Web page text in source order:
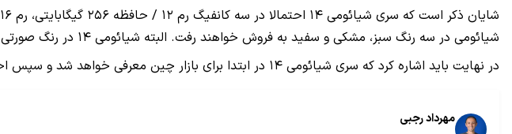
شیائومی در سه رنگ سبز، مشکی و سفید به فروش خواهند رفت. البته شیائومی ۱۴ در رنگ صورتی نیز عرضه خواهد شد.
در نهایت باید اشاره کرد که سری شیائومی ۱۴ در ابتدا برای بازار چین معرفی خواهد شد و سپس احتمالا در اوایل سال ۲۰۲۴ میلادی در اختیار بازارهای جهانی قرار خواهد گرفت.
مهرداد رجبی